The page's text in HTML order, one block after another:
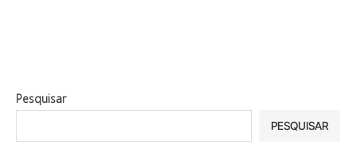
Pesquisar
PESQUISAR